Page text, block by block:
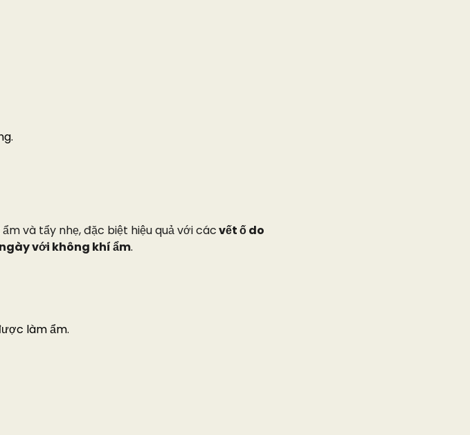
và tẩy nhẹ, đặc biệt hiệu quả với cácvết ố do
với không khí ẩm.
làm ẩm.